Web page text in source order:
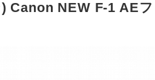
) Canon NEW F-1 AEフ